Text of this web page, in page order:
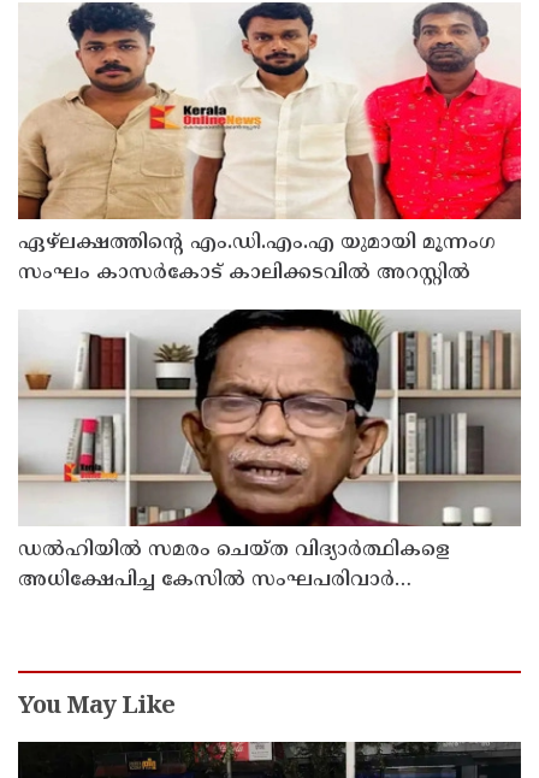
ഏഴ്ലക്ഷത്തിൻ്റെ എം.ഡി.എം.എ യുമായി മൂന്നംഗ
സംഘം കാസർകോട് കാലിക്കടവിൽ അറസ്റ്റിൽ
ഡൽഹിയിൽ സമരം ചെയ്ത വിദ്യാർത്ഥികളെ
അധിക്ഷേപിച്ച കേസില്‍ സംഘപരിവാർ
You May Like